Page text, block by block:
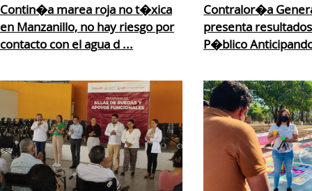
Contin�a marea roja no t�xica
en Manzanillo, no hay riesgo por
contacto con el agua d ...
Contralor�a
presenta
P�blico